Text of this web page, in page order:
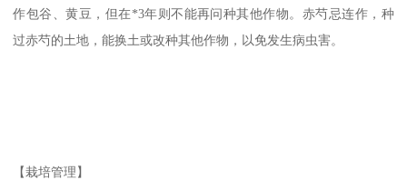
作包谷、黄豆，但在*3年则不能再问种其他作物。赤芍忌连作，种
过赤芍的土地，能换土或改种其他作物，以免发生病虫害。
【栽培管理】